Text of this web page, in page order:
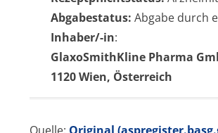
Abgabestatus: Abgabe durch
Inhaber/-in:
GlaxoSmithKline Pharma
1120 Wien, Österreich